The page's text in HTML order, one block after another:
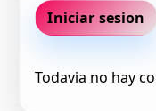
Iniciar sesion
Todavia no hay